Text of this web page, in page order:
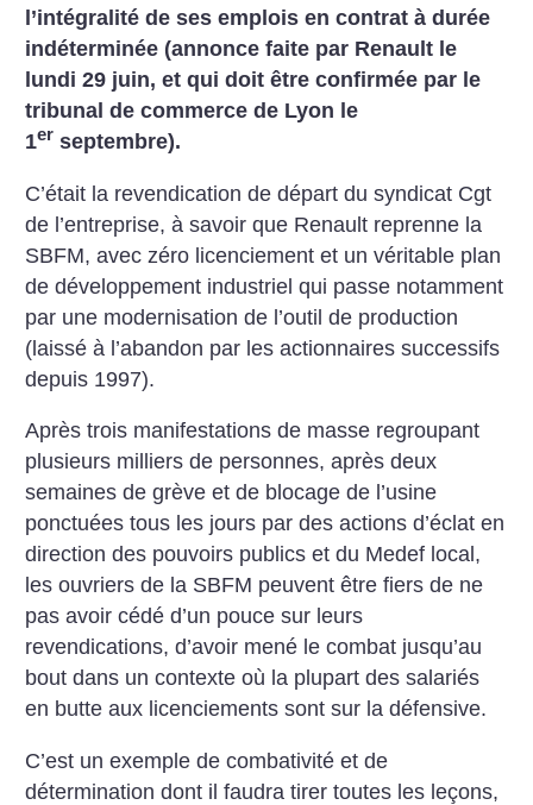
l’intégralité de ses emplois en contrat à durée
indéterminée (annonce faite par Renault le
lundi 29 juin, et qui doit être confirmée par le
tribunal de commerce de Lyon le
1er septembre).
C’était la revendication de départ du syndicat Cgt
de l’entreprise, à savoir que Renault reprenne la
SBFM, avec zéro licenciement et un véritable plan
de développement industriel qui passe notamment
par une modernisation de l’outil de production
(laissé à l’abandon par les actionnaires successifs
depuis 1997).
Après trois manifestations de masse regroupant
plusieurs milliers de personnes, après deux
semaines de grève et de blocage de l’usine
ponctuées tous les jours par des actions d’éclat en
direction des pouvoirs publics et du Medef local,
les ouvriers de la SBFM peuvent être fiers de ne
pas avoir cédé d’un pouce sur leurs
revendications, d’avoir mené le combat jusqu’au
bout dans un contexte où la plupart des salariés
en butte aux licenciements sont sur la défensive.
C’est un exemple de combativité et de
détermination dont il faudra tirer toutes les leçons,